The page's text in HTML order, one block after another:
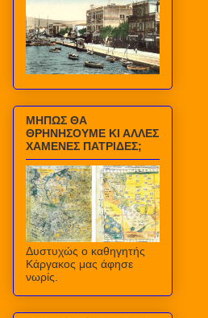
ΜΗΠΩΣ ΘΑ
ΘΡΗΝΗΣΟΥΜΕ ΚΙ ΑΛΛΕΣ
ΧΑΜΕΝΕΣ ΠΑΤΡΙΔΕΣ;
Δυστυχώς ο καθηγητής
Κάργακος μας άφησε
νωρίς.